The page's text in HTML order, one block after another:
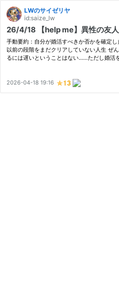
LWのサイゼリヤ
id:saize_lw
26/4/18 【help me】異性の友
手動要約：自分が婚活すべきか否かを確定
以前の段階をまだクリアしていない人生 ぜ
るには遅いということはない……ただし婚活
2026-04-18 19:16